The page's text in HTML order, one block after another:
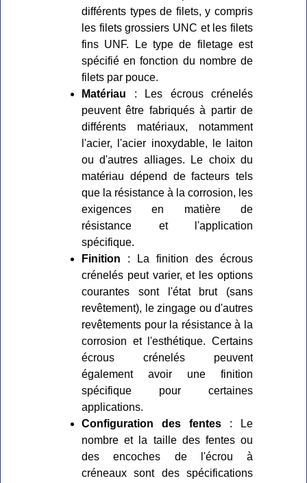
différents types de filets, y compris
les filets grossiers UNC et les filets
fins UNF. Le type de filetage est
spécifié en fonction du nombre de
filets par pouce.
Matériau : Les écrous crénelés
peuvent être fabriqués à partir de
différents matériaux, notamment
l'acier, l'acier inoxydable, le laiton
ou d'autres alliages. Le choix du
matériau dépend de facteurs tels
que la résistance à la corrosion, les
exigences en matière de
résistance et l'application
spécifique.
Finition : La finition des écrous
crénelés peut varier, et les options
courantes sont l'état brut (sans
revêtement), le zingage ou d'autres
revêtements pour la résistance à la
corrosion et l'esthétique. Certains
écrous crénelés peuvent
également avoir une finition
spécifique pour certaines
applications.
Configuration des fentes : Le
nombre et la taille des fentes ou
des encoches de l'écrou à
créneaux sont des spécifications